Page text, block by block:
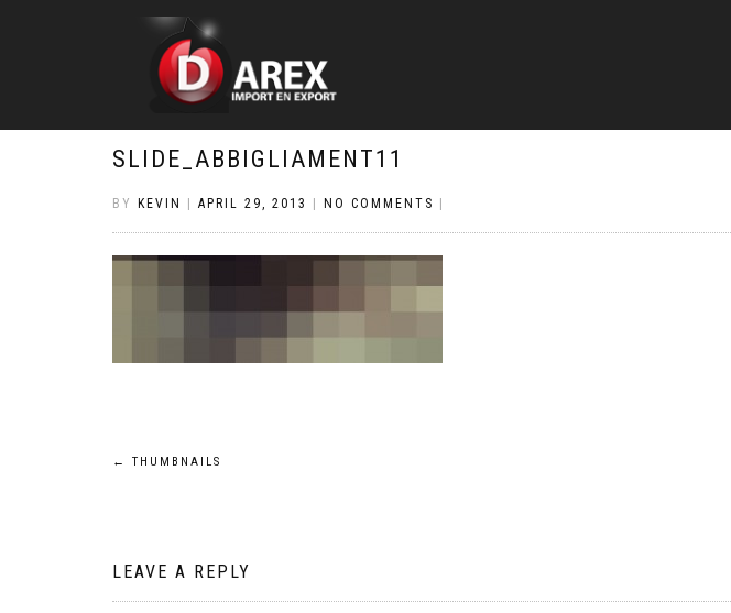
SLIDE_ABBIGLIAMENT11
BY KEVIN APRIL 29, 2013 NO COMMENTS
Post
← THUMBNAILS
LEAVE A REPLY